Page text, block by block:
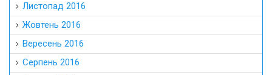
Листопад 2016
Жовтень 2016
Вересень 2016
Серпень 2016